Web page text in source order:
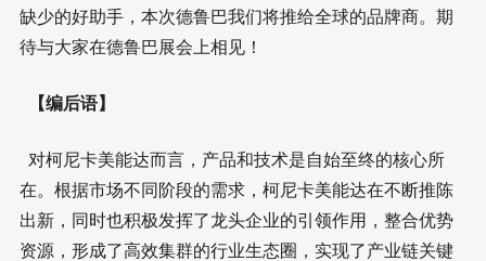
缺少的好助手，本次德鲁巴我们将推给全球的品牌商。期
待与大家在德鲁巴展会上相见！
【编后语】
对柯尼卡美能达而言，产品和技术是自始至终的核心所
在。根据市场不同阶段的需求，柯尼卡美能达在不断推陈
出新，同时也积极发挥了龙头企业的引领作用，整合优势
资源，形成了高效集群的行业生态圈，实现了产业链关键